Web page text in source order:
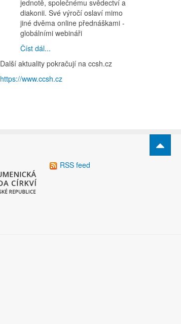
jednotě, společnému svědectví a
diakonii. Své výročí oslaví mimo
jiné dvěma online přednáškami -
globálními webináři
Číst dál...
Další aktuality pokračují na ccsh.cz
https://www.ccsh.cz
RSS feed